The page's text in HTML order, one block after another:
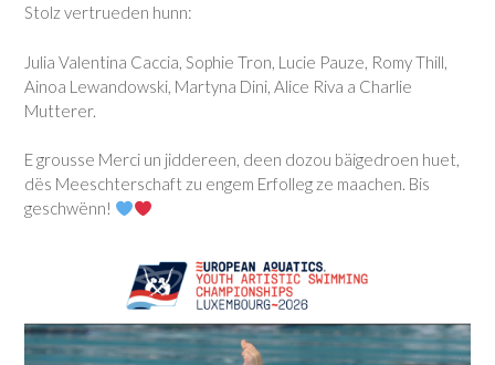
Stolz vertrueden hunn:
Julia Valentina Caccia, Sophie Tron, Lucie Pauze, Romy Thill,
Ainoa Lewandowski, Martyna Dini, Alice Riva a Charlie
Mutterer.
E grousse Merci un jiddereen, deen dozou bäigedroen huet,
dës Meeschterschaft zu engem Erfolleg ze maachen. Bis
geschwënn!